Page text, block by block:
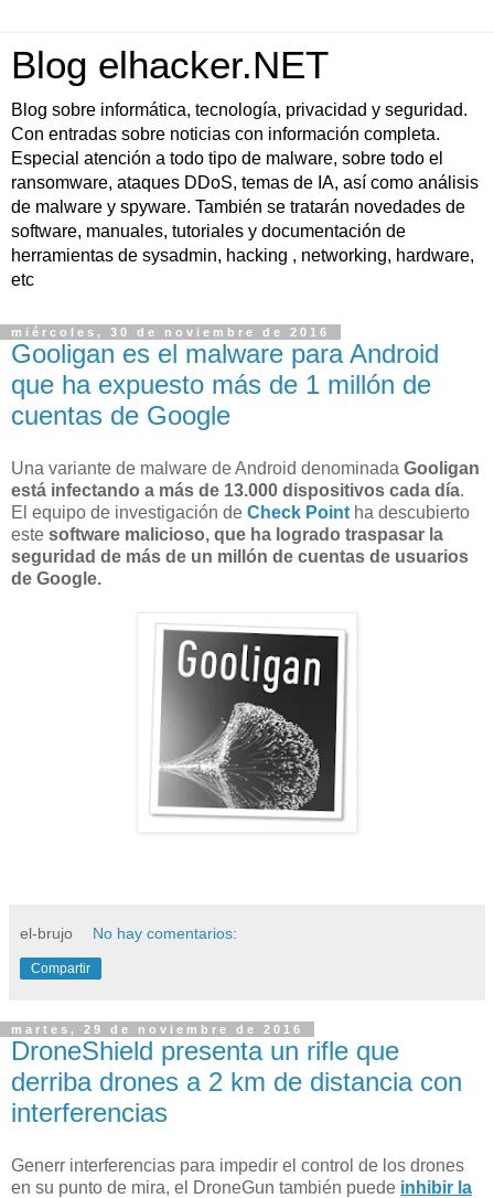
Blog elhacker.NET
Blog sobre informática, tecnología, privacidad y seguridad.
Con entradas sobre noticias con información completa.
Especial atención a todo tipo de malware, sobre todo el
ransomware, ataques DDoS, temas de IA, así como análisis
de malware y spyware. También se tratarán novedades de
software, manuales, tutoriales y documentación de
herramientas de sysadmin, hacking , networking, hardware,
etc
miércoles, 30 de noviembre de 2016
Gooligan es el malware para Android
que ha expuesto más de 1 millón de
cuentas de Google
Una variante de malware de Android denominada Gooligan
está infectando a más de 13.000 dispositivos cada día.
El equipo de investigación de Check Point ha descubierto
este software malicioso, que ha logrado traspasar la
seguridad de más de un millón de cuentas de usuarios
de Google.
el-brujo No hay comentarios:
Compartir
martes, 29 de noviembre de 2016
DroneShield presenta un rifle que
derriba drones a 2 km de distancia con
interferencias
Generr interferencias para impedir el control de los drones
en su punto de mira, el DroneGun también puede inhibir la